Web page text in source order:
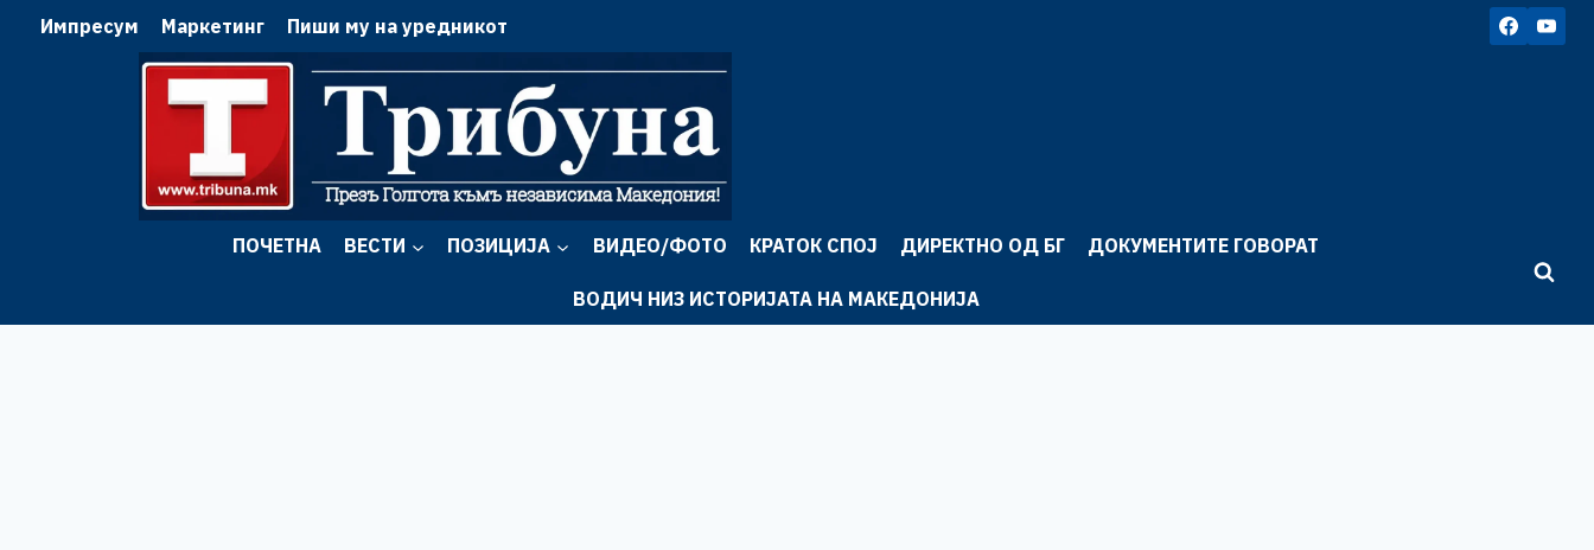
Импресум Маркетинг Пиши му на уредникот
ПОЧЕТНА ВЕСТИ ПОЗИЦИЈА ВИДЕО/ФОТО КРАТОК СПОЈ ДИРЕКТНО ОД БГ ДОКУМЕНТИТЕ ГОВОРАТ
ВОДИЧ НИЗ ИСТОРИЈАТА НА МАКЕДОНИЈА